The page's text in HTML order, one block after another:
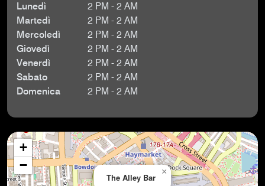
Lunedì
2 PM - 2 AM
Martedì
2 PM - 2 AM
Mercoledì
2 PM - 2 AM
Giovedì
2 PM - 2 AM
Venerdì
2 PM - 2 AM
Sabato
2 PM - 2 AM
Domenica
2 PM - 2 AM
The Alley Bar
×
+
−